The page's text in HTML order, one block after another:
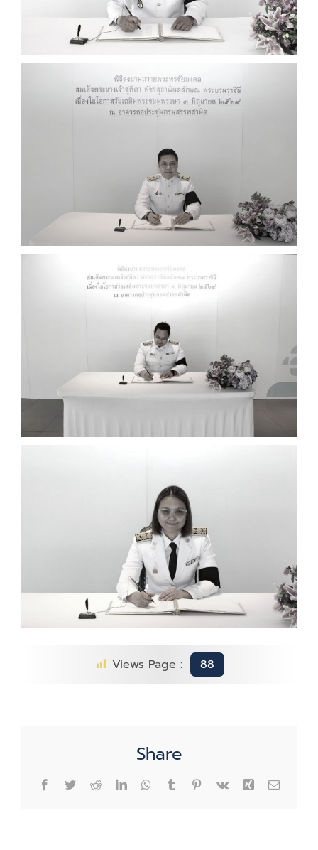
Views Page : 88
Share
Facebook
TwitterRedditLinkedInWhatsApp
TumblrPinterest
Vk Xing Email